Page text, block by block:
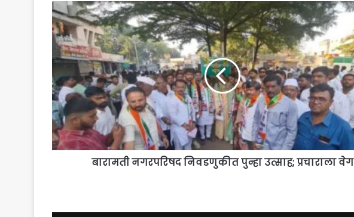
बारामती
नगरपरिषद
निवडणुकीत
पुन्हा
उत्साह;
प्रचाराला
वेग
बारामती नगरपरिषद निवडणुकीत पुन्हा उत्साह; प्रचाराला वेग